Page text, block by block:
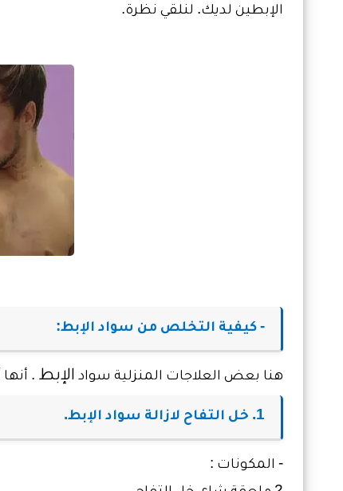
الإبطين لديك. لنلقي نظرة.
- كيفية التخلص من سواد الإبط:
هنا بعض العلاجات المنزلية سواد الإبط .
1. خل التفاح لازالة سواد الإبط.
- المكونات :